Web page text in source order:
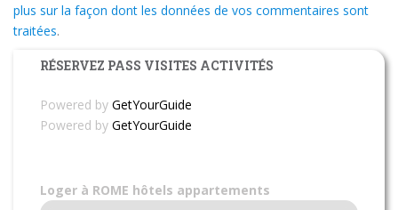
plus sur la façon dont les données de vos commentaires sont
traitées.
RÉSERVEZ PASS VISITES ACTIVITÉS
Powered by GetYourGuide
Powered by GetYourGuide
Loger à ROME hôtels appartements